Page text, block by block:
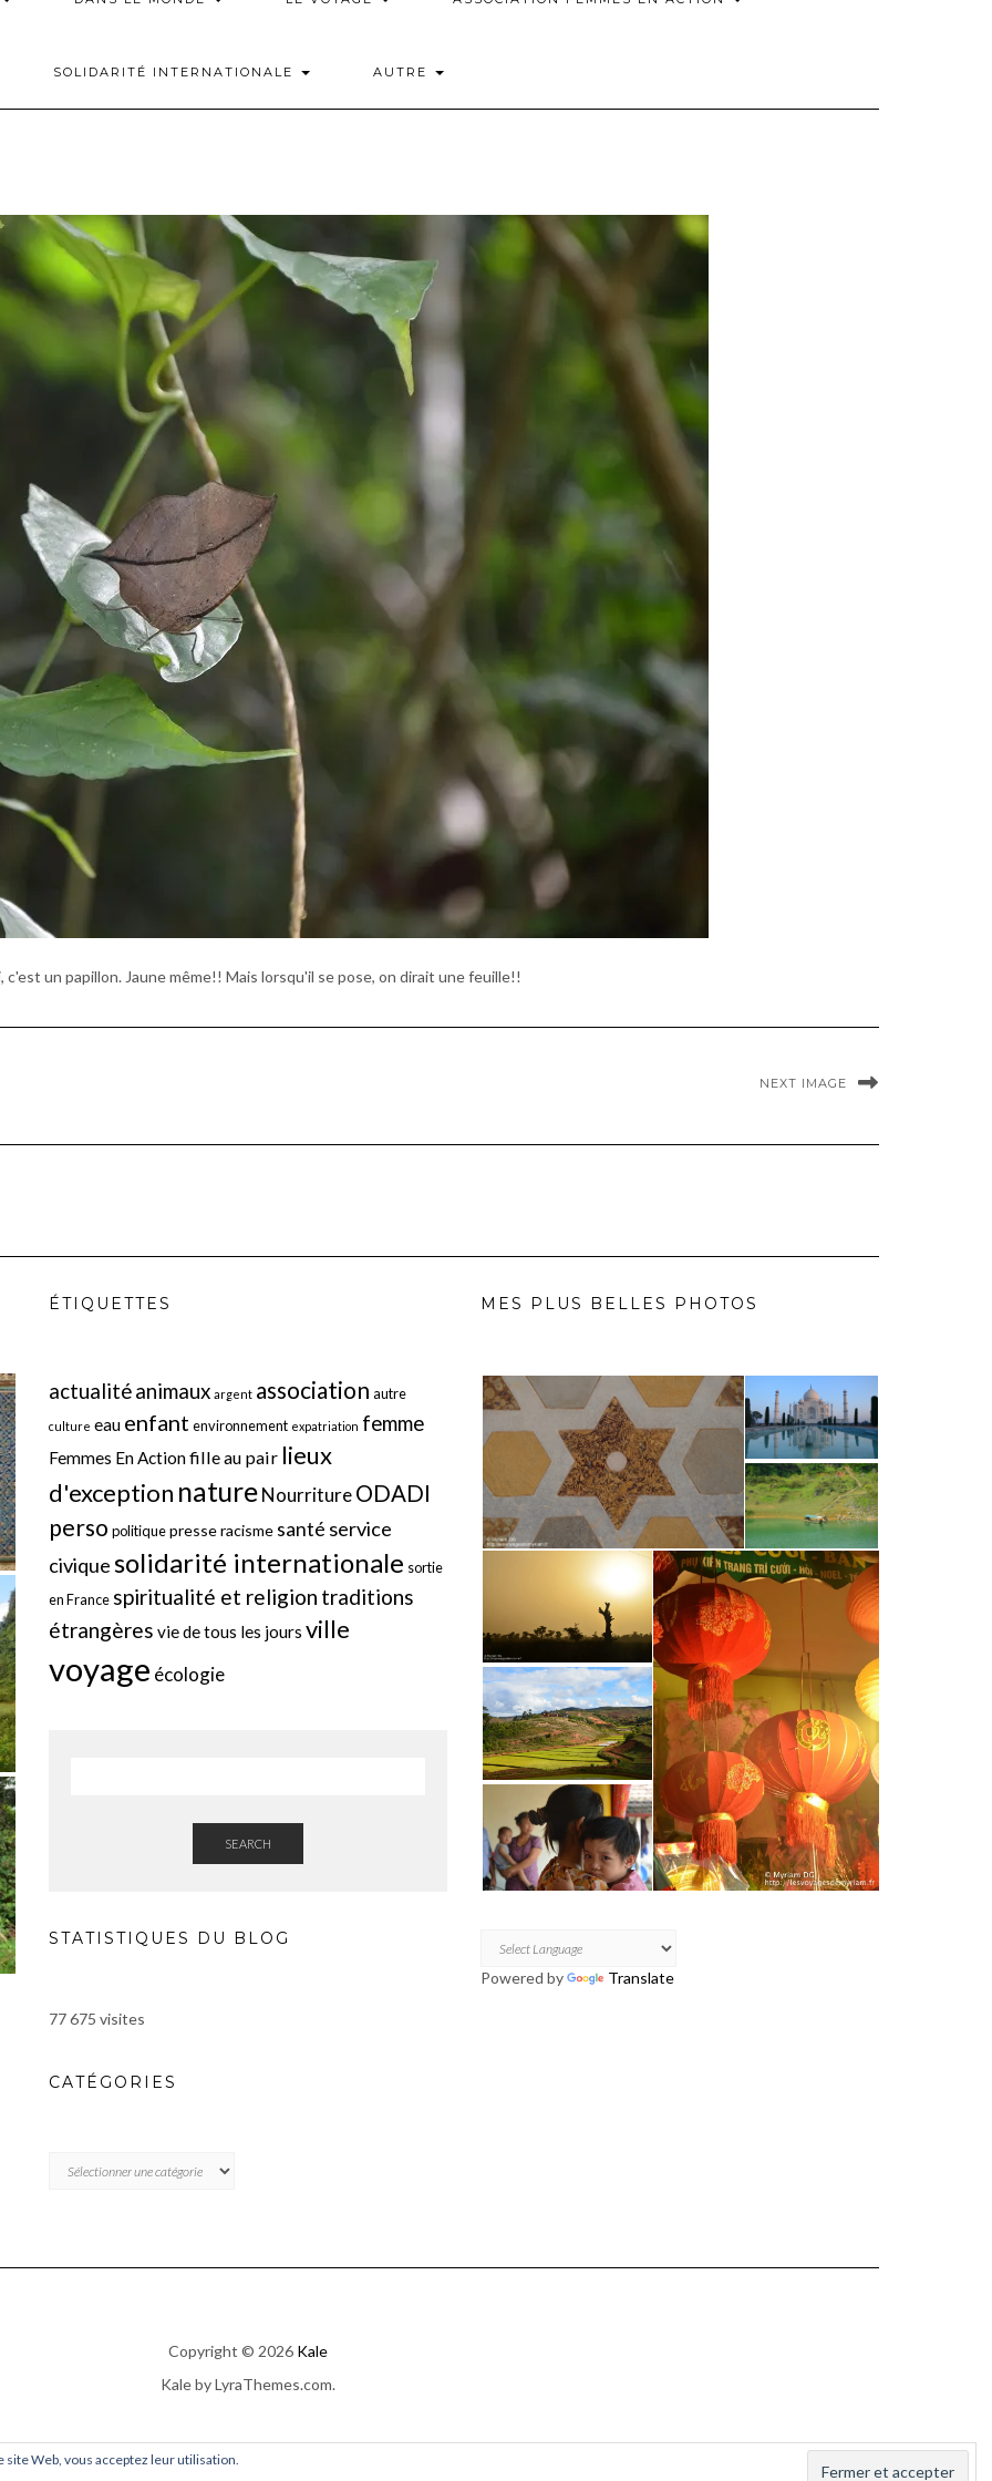
SOLIDARITÉ INTERNATIONALE AUTRE
c'est un papillon. Jaune même!! Mais lorsqu'il se pose, on dirait une feuille!!
NEXT IMAGE
ÉTIQUETTES
actualitéanimaux argent association autre
culture eau enfant environnement expatriation femme
Femmes En Actionfille au pair lieux
d'exception natureNourritureODADI
perso politiquepresseracisme santé service
civiquesolidarité internationale sortie
en France spiritualité et religion traditions
étrangères vie de tous les jours ville
voyage écologie
SEARCH
STATISTIQUES DU BLOG
77 675 visites
CATÉGORIES
MES PLUS BELLES PHOTOS
Powered by Translate
Copyright © 2026 Kale
Kaleby LyraThemes.com.
Web, vous acceptez leur utilisation.